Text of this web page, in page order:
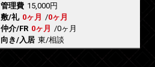
管理費 15,000円
敷/礼 0ヶ月 /0ヶ月
仲介/FR 0ヶ月 /0ヶ月
向き/入居 東/相談